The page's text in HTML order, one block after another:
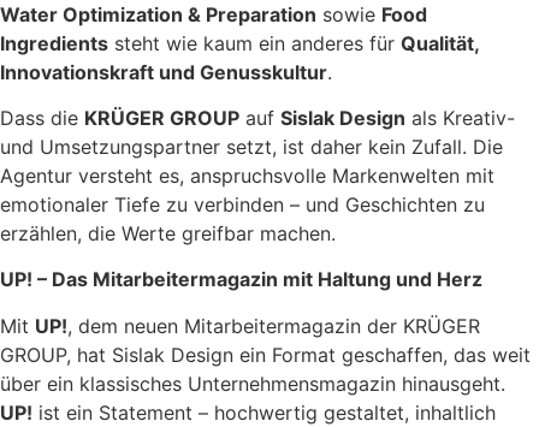
Water Optimization & Preparation sowie Food
Ingredients steht wie kaum ein anderes für Qualität,
Innovationskraft und Genusskultur.
Dass die KRÜGER GROUP auf Sislak Design als Kreativ-
und Umsetzungspartner setzt, ist daher kein Zufall. Die
Agentur versteht es, anspruchsvolle Markenwelten mit
emotionaler Tiefe zu verbinden – und Geschichten zu
erzählen, die Werte greifbar machen.
UP! – Das Mitarbeitermagazin mit Haltung und Herz
Mit UP!, dem neuen Mitarbeitermagazin der KRÜGER
GROUP, hat Sislak Design ein Format geschaffen, das weit
über ein klassisches Unternehmensmagazin hinausgeht.
UP! ist ein Statement – hochwertig gestaltet, inhaltlich